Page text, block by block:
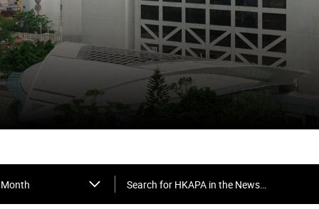
Month
Search for HKAPA in the News…